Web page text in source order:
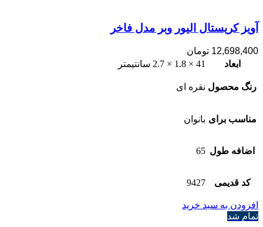
آویز کریستال الیور وبر مدل فاخر
12,698,400 تومان
ابعاد
41 × 1.8 × 2.7 سانتیمتر
رنگ محصول نقره ای
مناسب برای بانوان
اضافه طول 65
کد قدیمی 9427
افزودن به سبد خرید
تمام شد